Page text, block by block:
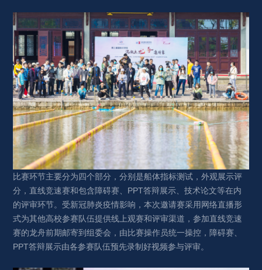
比赛环节主要分为四个部分，分别是船体指标测试，外观展示评
分，直线竞速赛和包含障碍赛、PPT答辩展示、技术论文等在内
的评审环节。受新冠肺炎疫情影响，本次邀请赛采用网络直播形
式为其他高校参赛队伍提供线上观赛和评审渠道，参加直线竞速
赛的龙舟前期邮寄到组委会，由比赛操作员统一操控，障碍赛、
PPT答辩展示由各参赛队伍预先录制好视频参与评审。